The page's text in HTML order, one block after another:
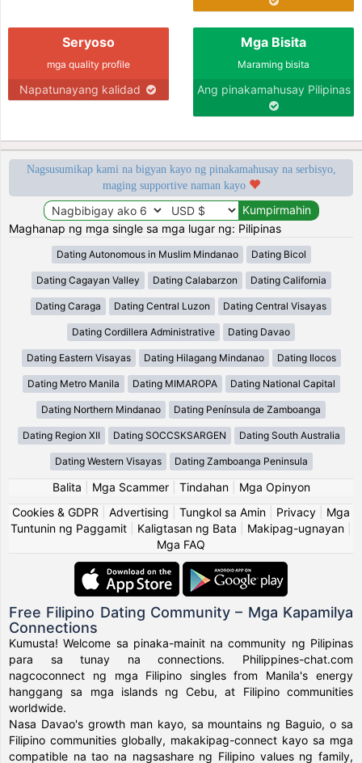
Seryoso
mga quality profile
Napatunayang kalidad
Mga Bisita
Maraming bisita
Ang pinakamahusay Pilipinas
Nagsusumikap kami na bigyan kayo ng pinakamahusay na serbisyo,
maging supportive naman kayo
Maghanap ng mga single sa mga lugar ng: Pilipinas
Dating Autonomous in Muslim Mindanao Dating Bicol
Dating Cagayan Valley Dating Calabarzon Dating California
Dating Caraga Dating Central Luzon Dating Central Visayas
Dating Cordillera Administrative Dating Davao
Dating Eastern Visayas Dating Hilagang Mindanao Dating Ilocos
Dating Metro Manila Dating MIMAROPA Dating National Capital
Dating Northern Mindanao Dating Península de Zamboanga
Dating Region XII Dating SOCCSKSARGEN Dating South Australia
Dating Western Visayas Dating Zamboanga Peninsula
Balita Mga Scammer| Tindahan| Mga Opinyon
Cookies & GDPR
Advertising Tungkol sa Amin Privacy
Mga
Tuntunin ng Paggamit
Kaligtasan ng Bata Makipag-ugnayan
Mga FAQ
Free Filipino Dating Community – Mga Kapamilya
Connections
Kumusta! Welcome sa pinaka-mainit na community ng Pilipinas
para sa tunay na connections. Philippines-chat.com
nagcoconnect ng mga Filipino singles from Manila's energy
hanggang sa mga islands ng Cebu, at Filipino communities
worldwide.
Nasa Davao's growth man kayo, sa mountains ng Baguio, o sa
Filipino communities globally, makakipag-connect kayo sa mga
compatible na tao na nagsashare ng Filipino values ng family,